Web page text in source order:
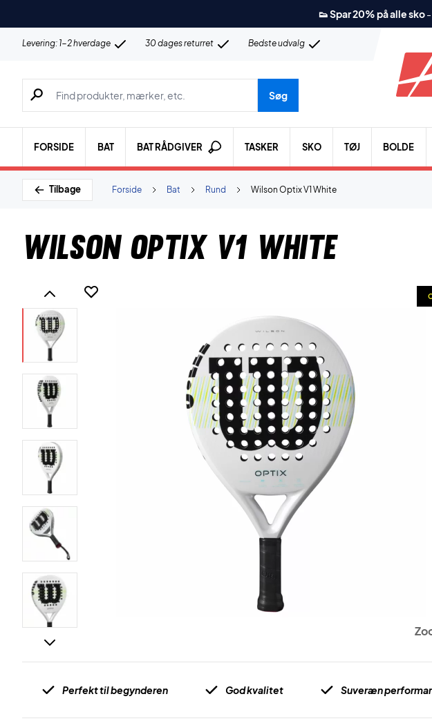
👟 Spar 20% på alle sko-
Levering: 1-2 hverdage 30 dages returret Bedste udvalg
Søg efter produkter, mærker etc.
Søg
FORSIDE BAT BAT RÅDGIVER TASKER SKO TØJ BOLDE
Tilbage Wilson Optix V1 White
Rund
Bat
Forside
Wilson Optix V1 White
Perfekt til begynderen God kvalitet Suveræn